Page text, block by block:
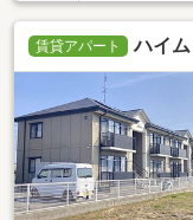
賃貸アパート ハイ